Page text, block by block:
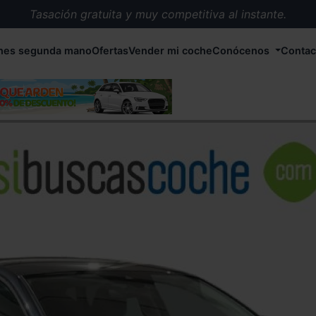
Tasación gratuita y muy competitiva al instante.
Más de 5.000 conductores satisfechos.
Buscamos el coche que tu quieras.
Recogemos tu coche en cualquier parte de España.
Compramos tu coche. Pago inmediato.
segunda manoOfertasVender mi cocheConócenos